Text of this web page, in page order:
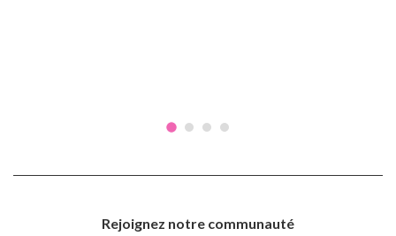
Rejoignez notre communauté